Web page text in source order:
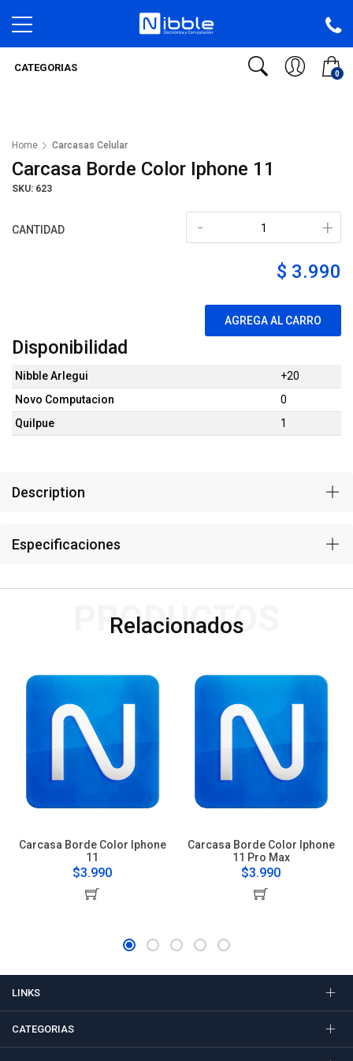
0
CATEGORIAS
Home Carcasas Celular
Carcasa Borde Color Iphone 11
SKU: 623
CANTIDAD +
-
$ 3.990
AGREGA AL CARRO
Disponibilidad
Nibble Arlegui
+20
Novo Computacion
0
Quilpue
1
Description
Especificaciones
Relacionados
PRODUCTOS
Carcasa Borde Color Iphone
11
$3.990
Carcasa Borde Color Iphone
11 Pro Max
$3.990
LINKS
CATEGORIAS